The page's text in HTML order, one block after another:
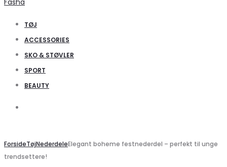
Fasha
TØJ
ACCESSORIES
SKO & STØVLER
SPORT
BEAUTY
ForsideTøjNederdeleElegant boheme festnederdel – perfekt til unge
trendsettere!